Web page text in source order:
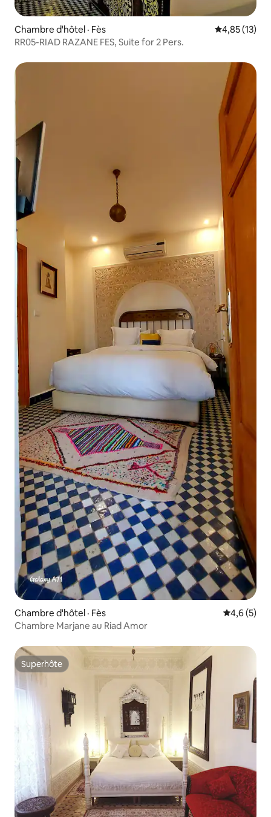
Chambre d'hôtel · Fès Note
4,85 (13)
RR05-RIAD RAZANE FES, Suite for 2 Pers.
Chambre d'hôtel · Fès Note
4,6 (5)
Chambre Marjane au Riad Amor
Superhôte
Superhôte